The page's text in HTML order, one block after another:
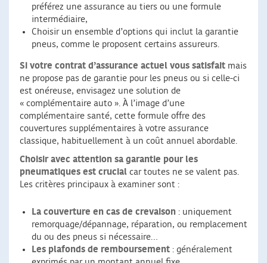
préférez une assurance au tiers ou une formule
intermédiaire,
Choisir un ensemble d’options qui inclut la garantie
pneus, comme le proposent certains assureurs.
Si votre contrat d’assurance actuel vous satisfait mais
ne propose pas de garantie pour les pneus ou si celle-ci
est onéreuse, envisagez une solution de
« complémentaire auto ». À l’image d’une
complémentaire santé, cette formule offre des
couvertures supplémentaires à votre assurance
classique, habituellement à un coût annuel abordable.
Choisir avec attention sa garantie pour les
pneumatiques est crucial car toutes ne se valent pas.
Les critères principaux à examiner sont :
La couverture en cas de crevaison : uniquement
remorquage/dépannage, réparation, ou remplacement
du ou des pneus si nécessaire…
Les plafonds de remboursement : généralement